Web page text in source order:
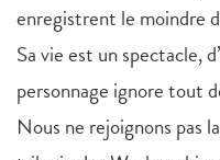
enregistrent le moindre
Sa vie est un spectacle,
personnage ignore tout
Nous ne rejoignons pas